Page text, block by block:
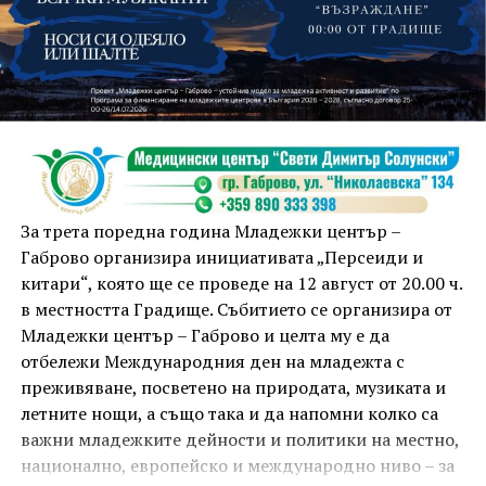
На 13 август организаторите са предвидили
занимания и за здрав дух, и за здраво тяло.
Инструкторката по пилатес и йога Йоанна Петрова
от FitLab ще се погрижи за добрия тонус с групова
тренировка от 19.00 ч., а след това ще има мозъчна
атака с куиз вечер за обща култура. Вечерта ще
приключи с прожекция на новия български
комедиен филм „Брънч за начинаещи“ – в парка,
под звездното дряновско небе.
За трета поредна година Младежки център –
Габрово организира инициативата „Персеиди и
китари“, която ще се проведе на 12 август от 20.00 ч.
в местността Градище. Събитието се организира от
Младежки център – Габрово и целта му е да
отбележи Международния ден на младежта с
преживяване, посветено на природата, музиката и
летните нощи, а също така и да напомни колко са
важни младежките дейности и политики на местно,
национално, европейско и международно ниво – за